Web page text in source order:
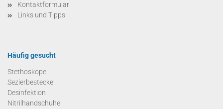
Kontaktformular
Links und Tipps
Häufig gesucht
Stethoskope
Sezierbestecke
Desinfektion
Nitrilhandschuhe